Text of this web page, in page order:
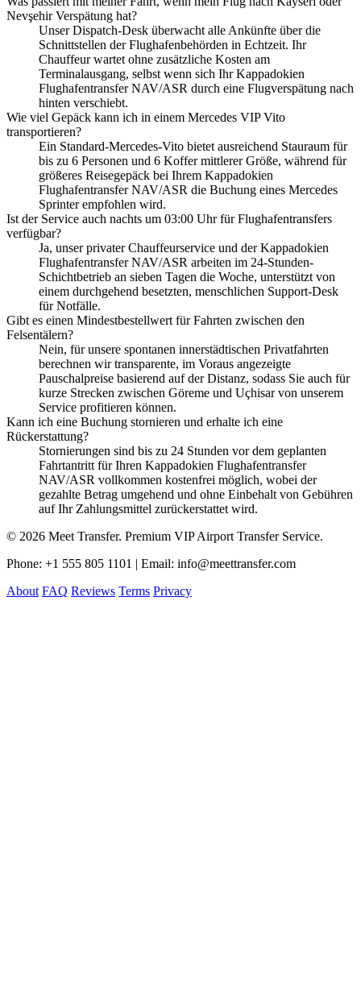
Nevşehir Verspätung hat?
Unser Dispatch-Desk überwacht alle Ankünfte über die
Schnittstellen der Flughafenbehörden in Echtzeit. Ihr
Chauffeur wartet ohne zusätzliche Kosten am
Terminalausgang, selbst wenn sich Ihr Kappadokien
Flughafentransfer NAV/ASR durch eine Flugverspätung nach
hinten verschiebt.
Wie viel Gepäck kann ich in einem Mercedes VIP Vito
transportieren?
Ein Standard-Mercedes-Vito bietet ausreichend Stauraum für
bis zu 6 Personen und 6 Koffer mittlerer Größe, während für
größeres Reisegepäck bei Ihrem Kappadokien
Flughafentransfer NAV/ASR die Buchung eines Mercedes
Sprinter empfohlen wird.
Ist der Service auch nachts um 03:00 Uhr für Flughafentransfers
verfügbar?
Ja, unser privater Chauffeurservice und der Kappadokien
Flughafentransfer NAV/ASR arbeiten im 24-Stunden-
Schichtbetrieb an sieben Tagen die Woche, unterstützt von
einem durchgehend besetzten, menschlichen Support-Desk
für Notfälle.
Gibt es einen Mindestbestellwert für Fahrten zwischen den
Felsentälern?
Nein, für unsere spontanen innerstädtischen Privatfahrten
berechnen wir transparente, im Voraus angezeigte
Pauschalpreise basierend auf der Distanz, sodass Sie auch für
kurze Strecken zwischen Göreme und Uçhisar von unserem
Service profitieren können.
Kann ich eine Buchung stornieren und erhalte ich eine
Rückerstattung?
Stornierungen sind bis zu 24 Stunden vor dem geplanten
Fahrtantritt für Ihren Kappadokien Flughafentransfer
NAV/ASR vollkommen kostenfrei möglich, wobei der
gezahlte Betrag umgehend und ohne Einbehalt von Gebühren
auf Ihr Zahlungsmittel zurückerstattet wird.
© 2026 Meet Transfer. Premium VIP Airport Transfer Service.
Phone: +1 555 805 1101 | Email: info@meettransfer.com
About FAQ Reviews Terms Privacy